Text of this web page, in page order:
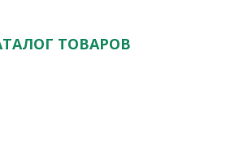
ТОВАРОВ